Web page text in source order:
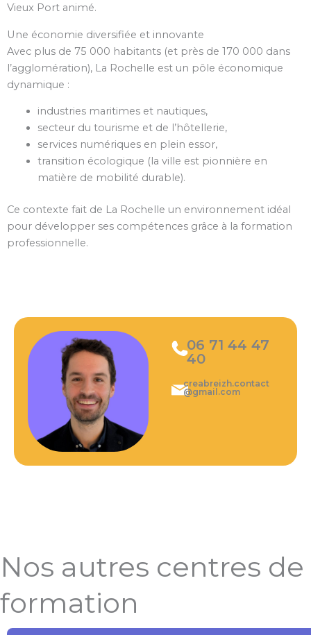
Vieux Port animé.
Une économie diversifiée et innovante
Avec plus de 75 000 habitants (et près de 170 000 dans
l’agglomération), La Rochelle est un pôle économique
dynamique :
industries maritimes et nautiques,
secteur du tourisme et de l’hôtellerie,
services numériques en plein essor,
transition écologique (la ville est pionnière en
matière de mobilité durable).
Ce contexte fait de La Rochelle un environnement idéal
pour développer ses compétences grâce à la formation
professionnelle.
06 71 44 47
40
creabreizh.contact
@gmail.com
Nos autres centres de
formation